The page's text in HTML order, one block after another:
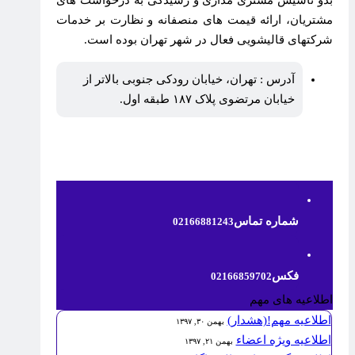
مشتریان، ارائه قیمت های منصفانه و نظارت بر خدمات
شرکتهای قالیشویی فعال در شهر تهران بوده است.
آدرس : تهران، خیابان رودکی جنوبی بالاتر از
خیابان مرتضوی پلاک ۱۸۷ طبقه اول.
شماره تماس02166881243
فکس02166859702
اطلاعیه های مهم
اطلاعیه مهم!(هشدار) بهمن ۳۰, ۱۳۹۷
اطلاعیه ویژه اعضاء بهمن ۲۱, ۱۳۹۷